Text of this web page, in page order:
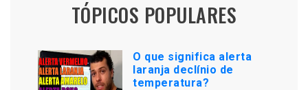
TÓPICOS POPULARES
O que significa alerta
laranja declínio de
temperatura?